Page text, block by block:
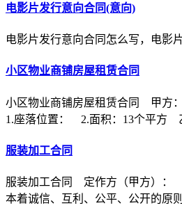
电影片发行意向合同(意向)
电影片发行意向合同怎么写，电影
小区物业商铺房屋租赁合同
小区物业商铺房屋租赁合同 甲方
1.座落位置： 2.面积：13个平方
服装加工合同
服装加工合同 定作方（甲方）
本着诚信、互利、公平、公开的原